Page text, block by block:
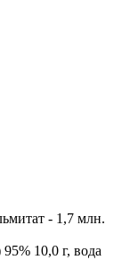
- 1,7 млн.
10,0 г, вода